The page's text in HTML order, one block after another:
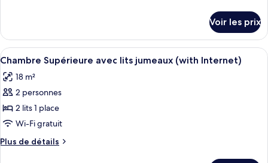
chambre :
Superior
Twin
Room
with
View
le
type
de
Superior
Twin
with
View
Voir les prix
Afficher
toutes
les
photos
pour
ce
type
de
Une chambre d’hôtel avec un lit
5
Chambre Supérieure avec lits jumeaux (with Internet)
18 m²
2 personnes
2 lits 1 place
Wi-Fi gratuit
Plus de détails
Plus